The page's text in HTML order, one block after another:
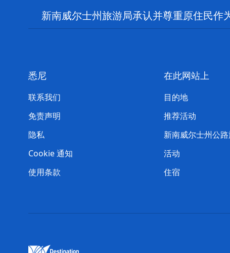
新南威尔士州旅游局承认并尊重原住民作
悉尼
联系我们
免责声明
隐私
Cookie 通知
使用条款
在此网站上
目的地
推荐活动
新南威尔士州公
活动
住宿